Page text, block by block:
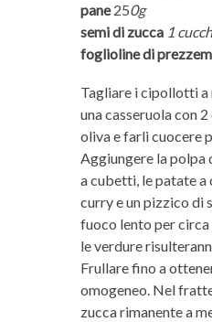
pane250g
semi di zucca 1
foglioline di
Tagliare i cipollotti a
una casseruola con
oliva e farli cuocere
Aggiungere la polpa
a cubetti, le patate a
curry e un pizzico di
fuoco lento per
le verdure
Frullare fino a
omogeneo. Nel
zucca rimanente a